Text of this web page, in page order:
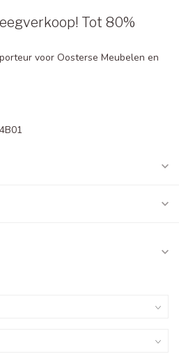
Tot 80%
voor Oosterse Meubelen en